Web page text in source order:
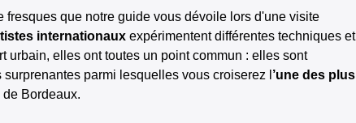
que notre guide vous dévoile lors d'une visite
internationaux expérimentent différentes techniques et
urbain, elles ont toutes un point commun : elles sont
parmi lesquelles vous croiserez l ’une des plus
Bordeaux.